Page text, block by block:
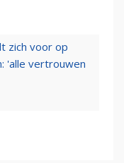
zich voor op
'alle vertrouwen